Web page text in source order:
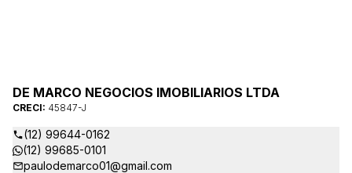
DE MARCO NEGOCIOS IMOBILIARIOS LTDA
CRECI: 45847-J
(12) 99644-0162
(12) 99685-0101
paulodemarco01@gmail.com